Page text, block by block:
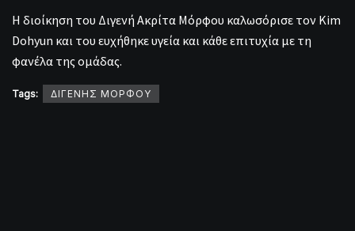
Η διοίκηση του Διγενή Ακρίτα Μόρφου καλωσόρισε τον Kim
Dohyun και του ευχήθηκε υγεία και κάθε επιτυχία με τη
φανέλα της ομάδας.
Tags: ΔΙΓΕΝΗΣ ΜΟΡΦΟΥ